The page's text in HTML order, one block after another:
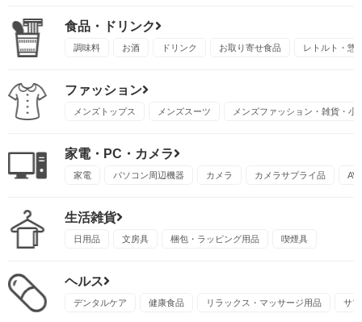
食品・ドリンク
調味料 お酒 ドリンク お取り寄せ食品 レトルト・惣
ファッション
メンズトップス メンズスーツ メンズファッション・雑貨・小
家電・PC・カメラ
家電 パソコン周辺機器 カメラ カメラサプライ品 AV
生活雑貨
日用品 文房具 梱包・ラッピング用品 喫煙具
ヘルス
デンタルケア 健康食品 リラックス・マッサージ用品 サ